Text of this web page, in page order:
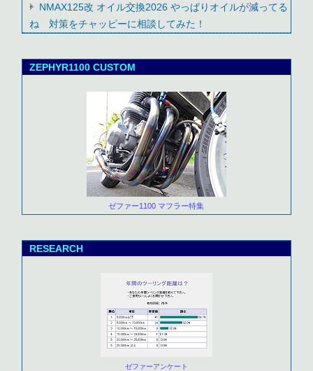
NMAX125改 オイル交換2026 やっぱりオイルが減ってる
ね 対策をチャッピーに相談してみた！
ZEPHYR1100 CUSTOM
ゼファー1100 マフラー特集
RESEARCH
ゼファーアンケート